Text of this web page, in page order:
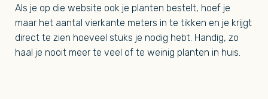
Als je op die website ook je planten bestelt, hoef je
maar het aantal vierkante meters in te tikken en je krijgt
direct te zien hoeveel stuks je nodig hebt. Handig, zo
haal je nooit meer te veel of te weinig planten in huis.